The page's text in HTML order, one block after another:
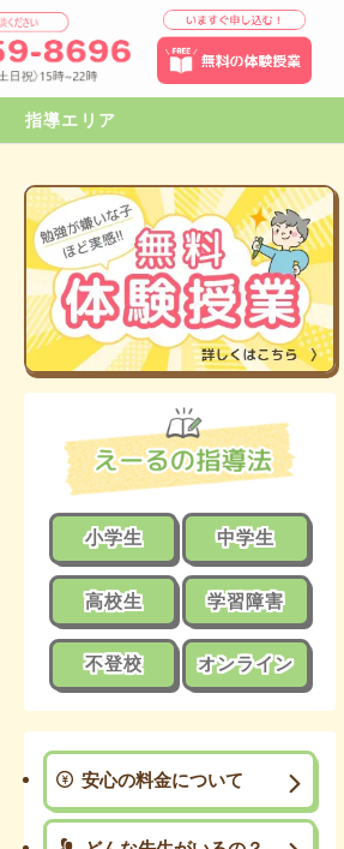
指導エリア
小学生 中学生
高校生 学習障害
不登校 オンライン
安心の料金について